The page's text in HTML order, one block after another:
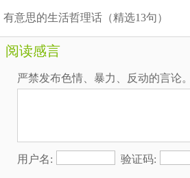
有意思的生活哲理话（精选13句）
阅读感言
严禁发布色情、暴力、反动的言论。
用户名: 验证码: